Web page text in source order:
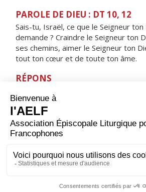
PAROLE DE DIEU : DT 10, 12
Sais-tu, Israël, ce que le Seigneur ton
demande ? Craindre le Seigneur ton
ses chemins, aimer le Seigneur ton
tout ton cœur et de toute ton âme.
RÉPONS
garde-moi de fuir tes volontés.
ORAISON
Dieu qui es bon et tout-puissant,
d'esprit ni de corps, nous soyons
ta volonté.